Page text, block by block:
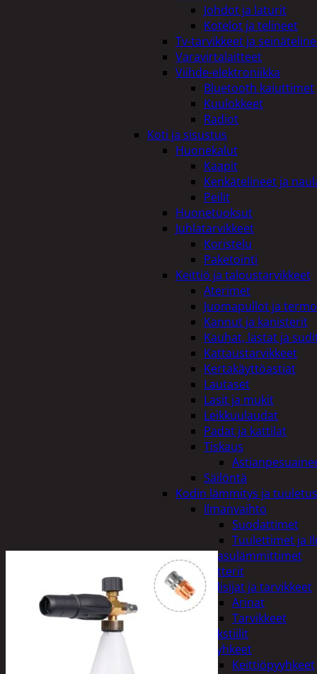
Johdot ja laturit
Kotelot ja telineet
Tv-tarvikkeet ja
Varavirtalaitteet
Viihde-elektroniikka
Bluetooth kaiuttimet
Kuulokkeet
Radiot
Koti ja sisustus
Huonekalut
Kaapit
Kenkätelineet ja
Peilit
Huonetuoksut
Juhlatarvikkeet
Koristelu
Paketointi
Keittiö ja taloustarvikkeet
Aterimet
Juomapullot ja
Kannut ja kanisterit
Kauhat, lastat ja
Kattaustarvikkeet
Kertakäyttöastiat
Lautaset
Lasit ja mukit
Leikkuulaudat
Padat ja kattilat
Tiskaus
Säilöntä
Kodin lämmitys ja tuuletus
Ilmanvaihto
Suodattimet
Tuulettimet ja
Kaasulämmittimet
Patterit
Tulisijat ja tarvikkeet
Arinat
Tarvikkeet
Kodintekstiilit
Pyyhkeet
Keittiöpyyhkeet